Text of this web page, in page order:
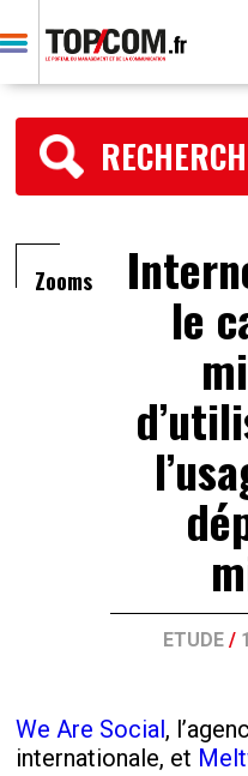
Zooms
le
ETUDE/
We Are Social,
internationale, et